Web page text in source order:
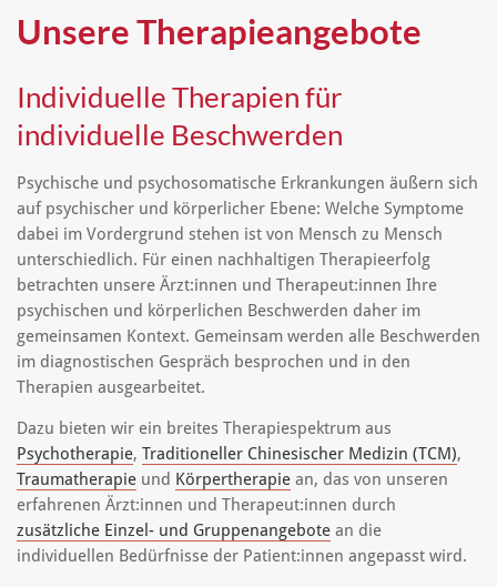
Unsere Therapieangebote
Individuelle Therapien für
individuelle Beschwerden
Psychische und psychosomatische Erkrankungen äußern sich
auf psychischer und körperlicher Ebene: Welche Symptome
dabei im Vordergrund stehen ist von Mensch zu Mensch
unterschiedlich. Für einen nachhaltigen Therapieerfolg
betrachten unsere Ärzt:innen und Therapeut:innen Ihre
psychischen und körperlichen Beschwerden daher im
gemeinsamen Kontext. Gemeinsam werden alle Beschwerden
im diagnostischen Gespräch besprochen und in den
Therapien ausgearbeitet.
Dazu bieten wir ein breites Therapiespektrum aus
Psychotherapie, Traditioneller Chinesischer Medizin (TCM),
Traumatherapie und Körpertherapie an, das von unseren
erfahrenen Ärzt:innen und Therapeut:innen durch
zusätzliche Einzel- und Gruppenangebote an die
individuellen Bedürfnisse der Patient:innen angepasst wird.